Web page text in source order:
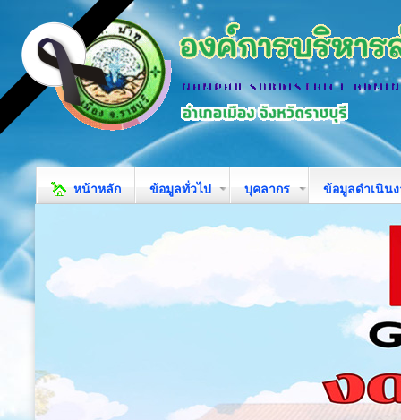
หน้าหลัก ข้อมูลทั่วไป บุคลากร ข้อมูลดำเนิน